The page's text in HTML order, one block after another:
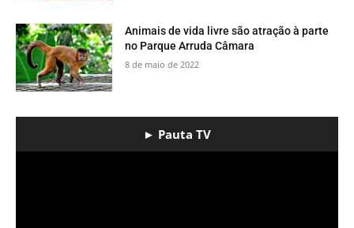
​Animais de vida livre são atração à parte
no Parque Arruda Câmara
8 de maio de 2022
► Pauta TV